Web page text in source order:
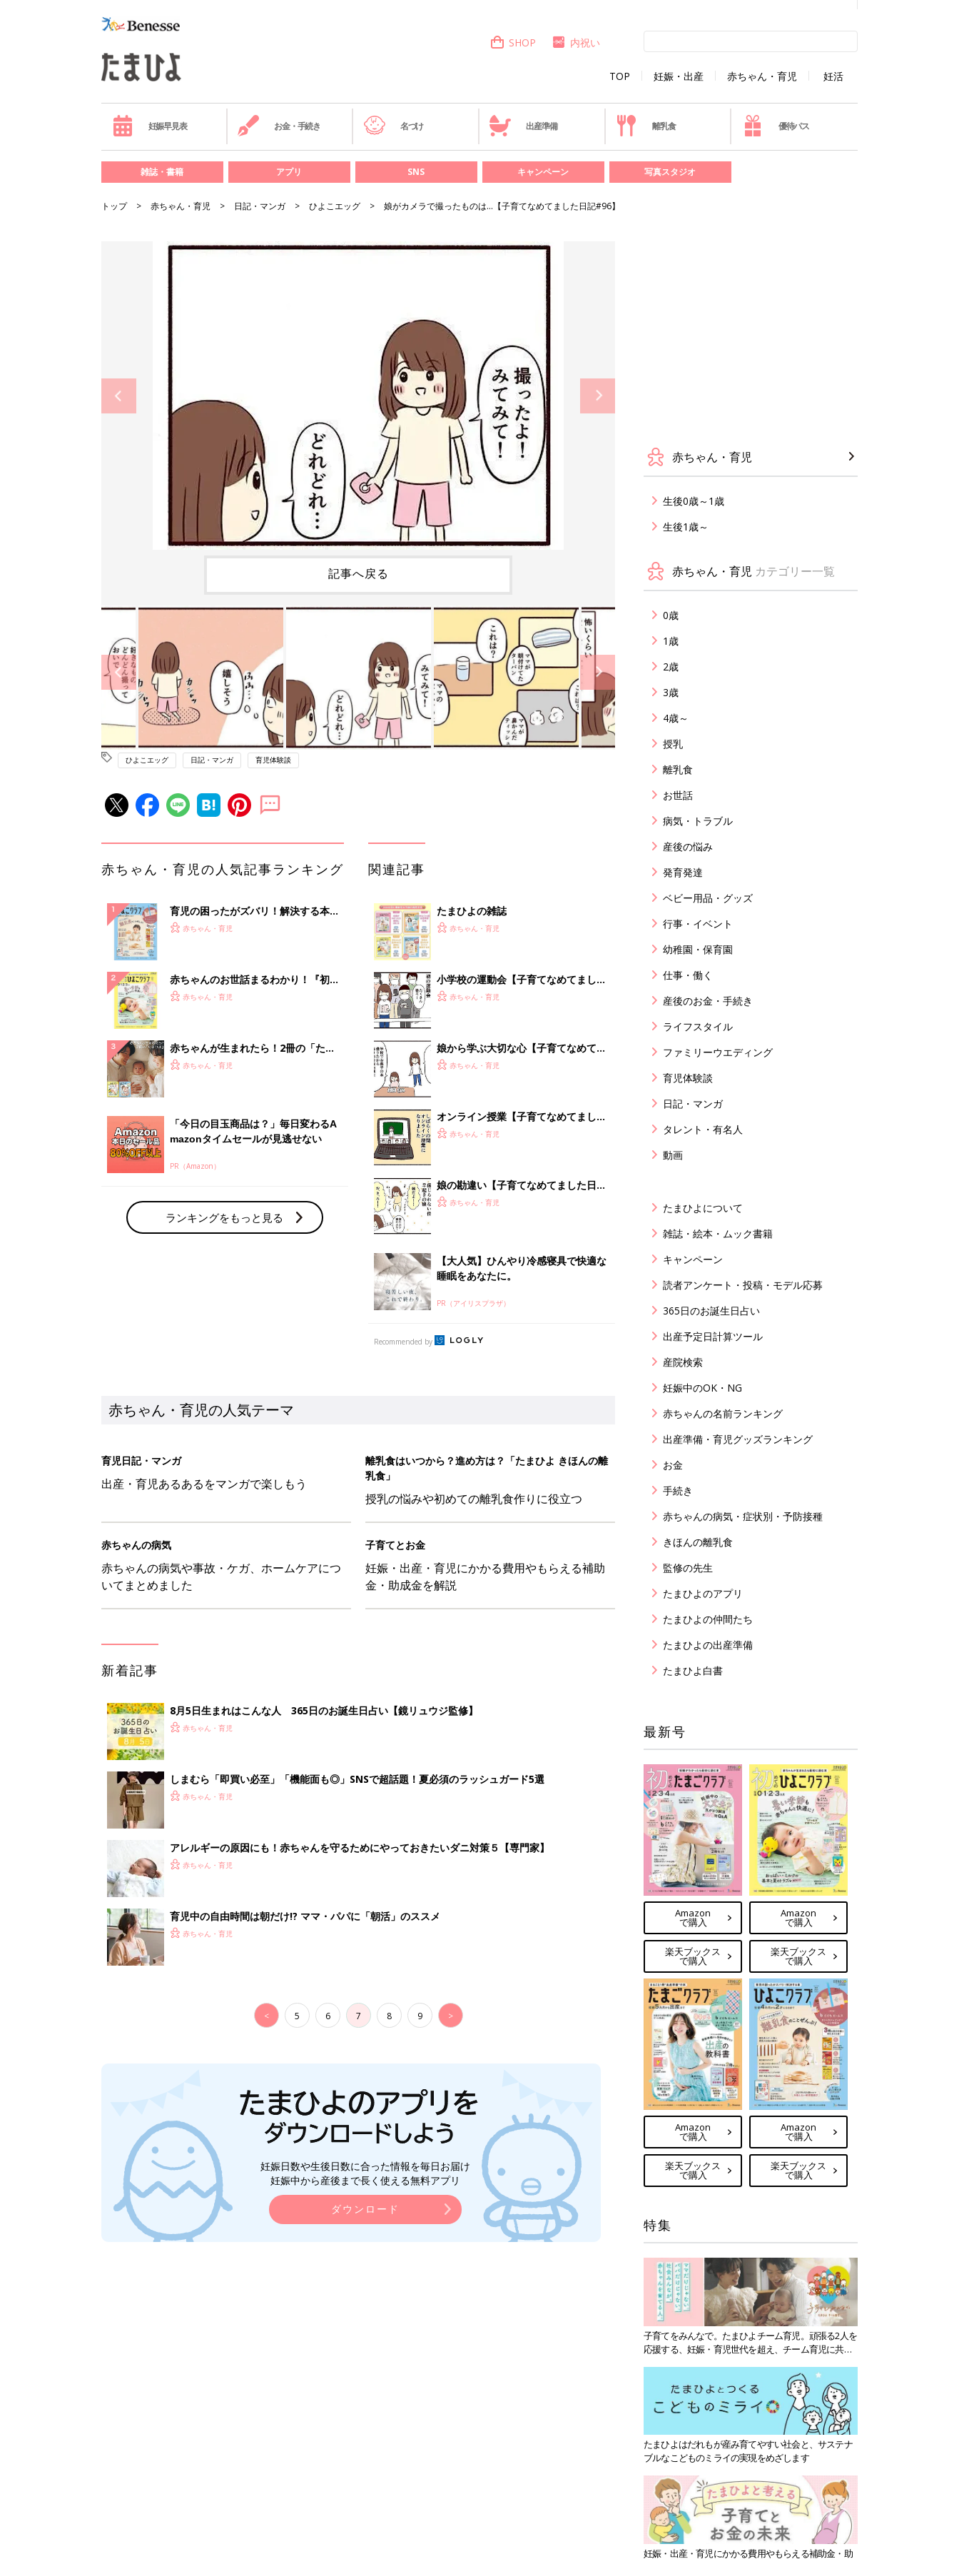
TOP 妊娠・出産 赤ちゃん・育児 妊活
SHOP 内祝い
妊娠早見表 お金・手続き 名づけ 出産準備 離乳食 優待パス
雑誌・書籍 アプリ SNS キャンペーン 写真スタジオ
トップ 赤ちゃん・育児 日記・マンガ ひよこエッグ 娘がカメラで撮ったものは…【子育てなめてました日記#96】
記事へ戻る
ひよこエッグ 日記・マンガ 育児体験談
赤ちゃん・育児の人気記事ランキング
育児の困ったがズバリ！解決する本
『ひよこクラブ 秋号』 4カ月～2才
赤ちゃん・育児
赤ちゃんのお世話まるわかり！『初め
てのひよこクラブ 夏号』〈巻頭大特
赤ちゃん・育児
赤ちゃんが生まれたら！2冊の「たま
ひよ」
赤ちゃん・育児
「今日の目玉商品は？」毎日変わるA
mazonタイムセールが見逃せない
PR（Amazon）
ランキングをもっと見る
関連記事
たまひよの雑誌
赤ちゃん・育児
小学校の運動会【子育てなめてました
日記#146】
赤ちゃん・育児
娘から学ぶ大切な心【子育てなめてま
した日記#144】
赤ちゃん・育児
オンライン授業【子育てなめてました
日記#136】
赤ちゃん・育児
娘の勘違い【子育てなめてました日記
#143】
赤ちゃん・育児
【大人気】ひんやり冷感寝具で快適な
睡眠をあなたに。
PR（アイリスプラザ）
Recommended by
赤ちゃん・育児の人気テーマ
育児日記・マンガ
出産・育児あるあるをマンガで楽しもう
離乳食はいつから？進め方は？「たまひよ きほんの離
乳食」
授乳の悩みや初めての離乳食作りに役立つ
赤ちゃんの病気
赤ちゃんの病気や事故・ケガ、ホームケアにつ
いてまとめました
子育てとお金
妊娠・出産・育児にかかる費用やもらえる補助
金・助成金を解説
新着記事
8月5日生まれはこんな人 365日のお誕生日占い【鏡リュウジ監修】
赤ちゃん・育児
しまむら「即買い必至」「機能面も◎」SNSで超話題！夏必須のラッシュガード5選
赤ちゃん・育児
アレルギーの原因にも！赤ちゃんを守るためにやっておきたいダニ対策５【専門家】
赤ちゃん・育児
育児中の自由時間は朝だけ!? ママ・パパに「朝活」のススメ
赤ちゃん・育児
< 5 6 7 8 9 >
妊娠日数や生後日数に合った情報を毎日お届け
妊娠中から産後まで長く使える無料アプリ
ダウンロード
赤ちゃん・育児
生後0歳～1歳
生後1歳～
赤ちゃん・育児 カテゴリー一覧
0歳
1歳
2歳
3歳
4歳～
授乳
離乳食
お世話
病気・トラブル
産後の悩み
発育発達
ベビー用品・グッズ
行事・イベント
幼稚園・保育園
仕事・働く
産後のお金・手続き
ライフスタイル
ファミリーウエディング
育児体験談
日記・マンガ
タレント・有名人
動画
たまひよについて
雑誌・絵本・ムック書籍
キャンペーン
読者アンケート・投稿・モデル応募
365日のお誕生日占い
出産予定日計算ツール
産院検索
妊娠中のOK・NG
赤ちゃんの名前ランキング
出産準備・育児グッズランキング
お金
手続き
赤ちゃんの病気・症状別・予防接種
きほんの離乳食
監修の先生
たまひよのアプリ
たまひよの仲間たち
たまひよの出産準備
たまひよ白書
最新号
Amazon
で購入
楽天ブックス
で購入
Amazon
で購入
楽天ブックス
で購入
Amazon
で購入
楽天ブックス
で購入
Amazon
で購入
楽天ブックス
で購入
特集
子育てをみんなで。たまひよチーム育児。頑張る2人を
応援する、妊娠・育児世代を超え、チーム育児に共感
たまひよはだれもが産み育てやすい社会と、サステナ
ブルなこどものミライの実現をめざします
妊娠・出産・育児にかかる費用やもらえる補助金・助